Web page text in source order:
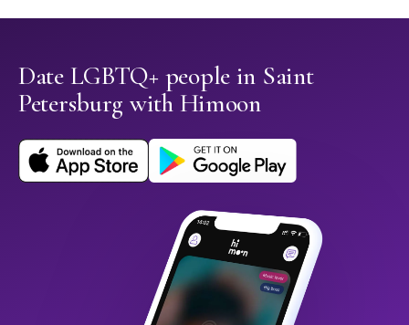
Date LGBTQ+ people in Saint
Petersburg with Himoon